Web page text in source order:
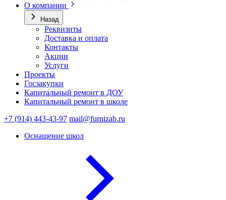
О компании
Назад
Реквизиты
Доставка и оплата
Контакты
Акции
Услуги
Проекты
Госзакупки
Капитальный ремонт в ДОУ
Капитальный ремонт в школе
+7 (914) 443-43-97 mail@furnizab.ru
Оснащение школ